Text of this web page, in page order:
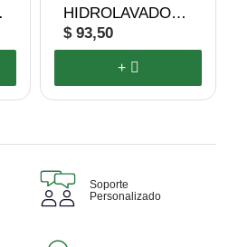
HIDROLAVADORA ELECTRICA 120V 1500PSI 5.5L/M 60HZ
$ 93,50
+
Soporte
Personalizado